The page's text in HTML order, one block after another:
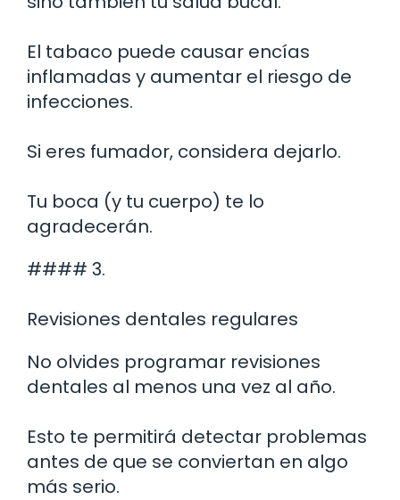
El tabaco puede causar encías
inflamadas y aumentar el riesgo de
infecciones.
Si eres fumador, considera dejarlo.
Tu boca (y tu cuerpo) te lo
agradecerán.
#### 3.
Revisiones dentales regulares
No olvides programar revisiones
dentales al menos una vez al año.
Esto te permitirá detectar problemas
antes de que se conviertan en algo
más serio.